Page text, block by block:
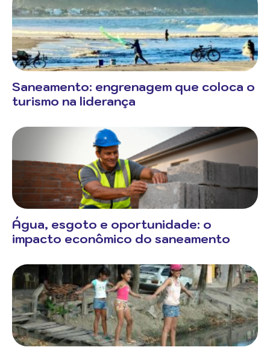
Saneamento: engrenagem que coloca o
turismo na liderança
Água, esgoto e oportunidade: o
impacto econômico do saneamento